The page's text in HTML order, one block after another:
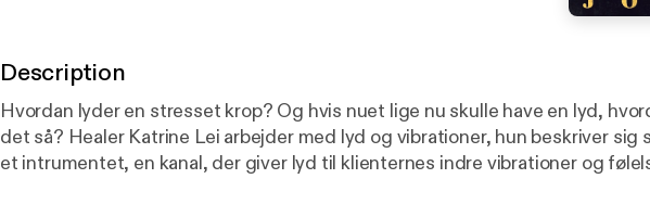
Description
Hvordan lyder en stresset krop? Og hvis nuet lige nu skulle have en lyd,
det så? Healer Katrine Lei arbejder med lyd og vibrationer, hun beskriver sig
et intrumentet, en kanal, der giver lyd til klienternes indre vibrationer og